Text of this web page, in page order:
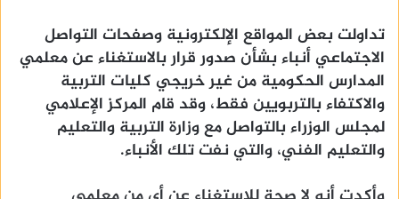
تداولت بعض المواقع الإلكترونية وصفحات التواصل
الاجتماعي أنباء بشأن صدور قرار بالاستغناء عن معلمي
المدارس الحكومية من غير خريجي كليات التربية
والاكتفاء بالتربويين فقط، وقد قام المركز الإعلامي
لمجلس الوزراء بالتواصل مع وزارة التربية والتعليم
والتعليم الفني، والتي نفت تلك الأنباء.